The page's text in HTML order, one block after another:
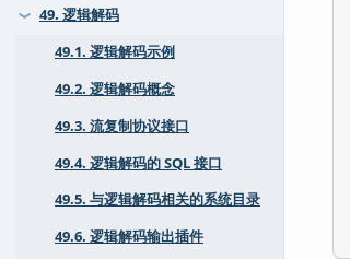
❯
49. 逻辑解码
49.1. 逻辑解码示例
49.2. 逻辑解码概念
49.3. 流复制协议接口
49.4. 逻辑解码的 SQL 接口
49.5. 与逻辑解码相关的系统目录
49.6. 逻辑解码输出插件